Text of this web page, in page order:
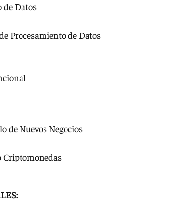
Datos
Procesamiento de Datos
de Nuevos Negocios